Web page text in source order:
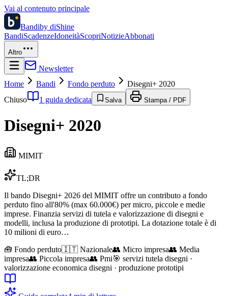
Vai al contenuto principale
Bandiby diShine
BandiScadenzeIdoneitàScopriNotizieAbbonati
Altro
Newsletter
Home
Bandi Fondo perduto
Disegni+ 2020
Chiuso
1 guida dedicata Salva Stampa / PDF
Disegni+ 2020
MIMIT
TL;DR
Il bando Disegni+ 2026 del MIMIT offre un contributo a fondo
perduto fino all'80% (max 60.000€) per micro, piccole e medie
imprese. Finanzia servizi di tutela e valorizzazione di disegni e
modelli, inclusa la produzione di prototipi. La dotazione totale è di
10 milioni di euro…
🧰 Fondo perduto🇮🇹 Nazionale👥 Micro impresa👥 Media
impresa👥 Piccola impresa👥 Pmi🎯 servizi tutela disegni ·
valorizzazione economica disegni · produzione prototipi